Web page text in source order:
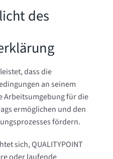
des
dass die
an seinem
Arbeitsumgebung für die
ermöglichen und den
fördern.
sich, QUALITYPOINT